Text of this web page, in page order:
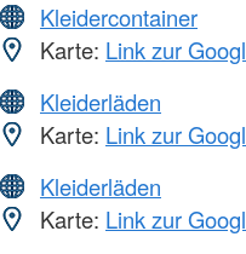
Kleidercontainer
Karte: Link zur
Kleiderläden
Karte: Link zur
Kleiderläden
Karte: Link zur